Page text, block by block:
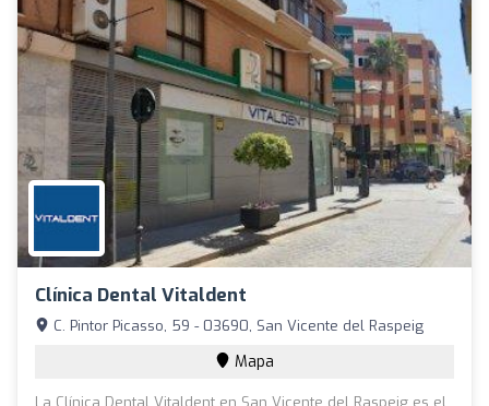
Clínica Dental Vitaldent
C. Pintor Picasso, 59 - 03690, San Vicente del Raspeig
Mapa
La Clínica Dental Vitaldent en San Vicente del Raspeig es el